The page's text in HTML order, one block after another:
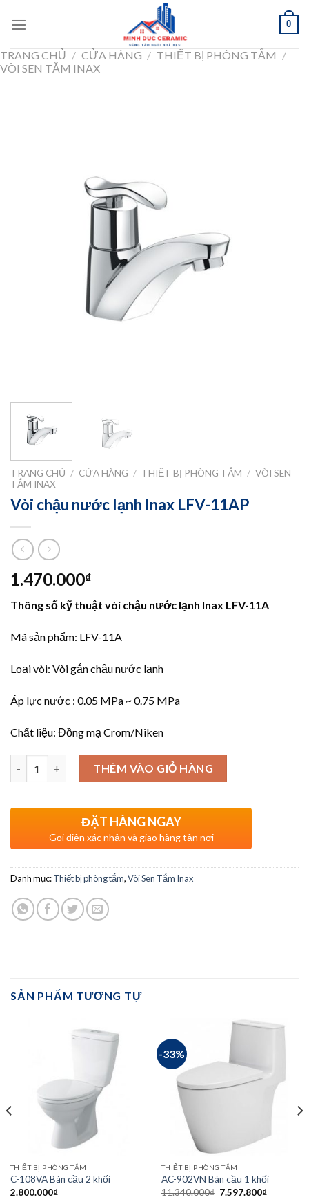
0
TRANG CHỦ / CỬA HÀNG / THIẾT BỊ PHÒNG TẮM /
VÒI SEN TẮM INAX
TRANG CHỦ / CỬA HÀNG / THIẾT BỊ PHÒNG TẮM / VÒI SEN
TẮM INAX
Vòi chậu nước lạnh Inax LFV-11AP
1.470.000₫
Thông số kỹ thuật vòi chậu nước lạnh Inax LFV-11A
Mã sản phẩm: LFV-11A
Loại vòi: Vòi gắn chậu nước lạnh
Áp lực nước : 0.05 MPa ~ 0.75 MPa
Chất liệu: Đồng mạ Crom/Niken
THÊM VÀO GIỎ HÀNG
ĐẶT HÀNG NGAY
Gọi điện xác nhận và giao hàng tận nơi
Danh mục:Thiết bị phòng tắm,Vòi Sen Tắm Inax
SẢN PHẨM TƯƠNG TỰ
THIẾT BỊ PHÒNG TẮM
C-108VA Bàn cầu 2 khối
2.800.000₫
-33%
THIẾT BỊ PHÒNG TẮM
AC-902VN Bàn cầu 1 khối
11.340.000₫ Giá
7.597.800₫Giá